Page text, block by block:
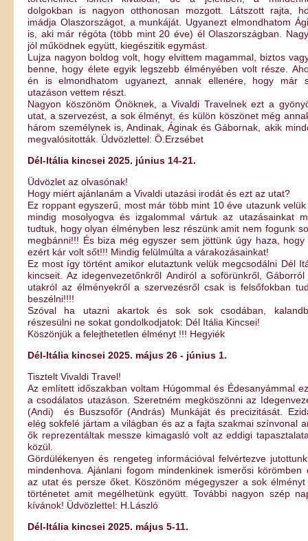
dolgokban is nagyon otthonosan mozgott. Látszott rajta,
imádja Olaszországot, a munkáját. Ugyanezt elmondhatom
is, aki már régóta (több mint 20 éve) él Olaszországban.
jól működnek együtt, kiegészitik egymást.
Lujza nagyon boldog volt, hogy elvittem magammal, biztos
benne, hogy élete egyik legszebb élményében volt része.
én is elmondhatom ugyanezt, annak ellenére, hogy már
utazáson vettem részt.
Nagyon köszönöm Önöknek, a Vivaldi Travelnek ezt a
utat, a szervezést, a sok élményt, és külön köszönet még
három személynek is, Andinak, Áginak és Gábornak, akik
megvalósitották. Üdvözlettel: Ö.Erzsébet
Dél-Itália kincsei 2025. június 14-21.
Üdvözlet az olvasónak!
Hogy miért ajánlanám a Vivaldi utazási irodát és ezt az utat?
Ez roppant egyszerű, most már több mint 10 éve utazunk
mindig mosolyogva és izgalommal vártuk az utazásainkat
tudtuk, hogy olyan élményben lesz részünk amit nem fogunk
megbánni!!! És biza még egyszer sem jöttünk úgy haza, hogy
ezért kár volt sőt!!! Mindig felülmúlta a várakozásainkat!
Ez most így történt amikor elutaztunk velük megcsodálni Dél
kincseit. Az idegenvezetőnkről Andiról a soförünkről, Gáborról
utakról az élményekről a szervezésről csak is felsőfokban
beszélni!!!!
Szóval ha utazni akartok és sok sok csodában,
részesülni ne sokat gondolkodjatok: Dél Itália Kincsei!
Köszönjük a felejthetetlen élményt !!! Hegyiék
Dél-Itália kincsei 2025. május 26 - június 1.
Tisztelt Vivaldi Travel!
Az említett időszakban voltam Húgommal és Édesanyámmal
a csodálatos utazáson. Szeretném megköszönni az
(Andi) és Buszsofőr (András) Munkáját és precizitását.
elég sokfelé jártam a világban és az a fajta szakmai színvonal
ők reprezentáltak messze kimagasló volt az eddigi
közül.
Gördülékenyen és rengeteg információval felvértezve
mindenhova. Ajánlani fogom mindenkinek ismerősi körömben
az utat és persze őket. Köszönöm mégegyszer a sok élményt
történetet amit megélhetünk együtt. További nagyon szép
kívánok! Üdvözlettel: H.László
Dél-Itália kincsei 2025. május 5-11.